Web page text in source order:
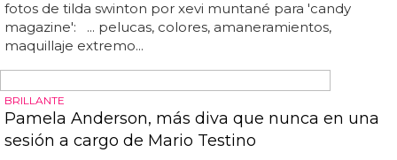
palabra "repairing", una posible pista sobre sus nuevas
canciones... el primer single de 'divaboy' de sam smith es
la canción 'momentarily mine', que no suena tan mal
llamarlo de alguna manera) puedes ver más abajo... pero
nos perdimos esto... te dejamos con su tracklist y el
single...